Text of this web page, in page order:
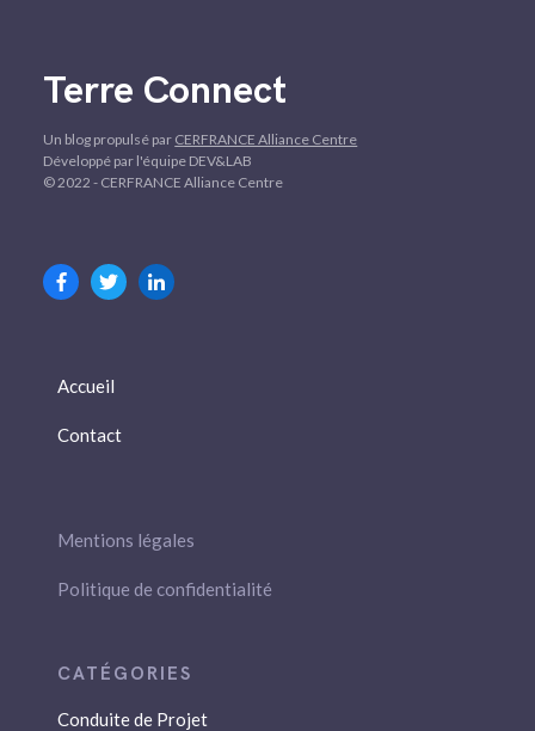
Terre Connect
Un blog propulsé par CERFRANCE Alliance Centre
Développé par l'équipe DEV&LAB
© 2022 - CERFRANCE Alliance Centre
Accueil
Contact
Mentions légales
Politique de confidentialité
Conduite de Projet